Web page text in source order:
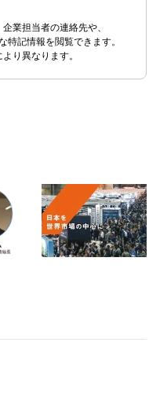
業担当者の連絡先や、
特記情報を閲覧できます。
り異なります。